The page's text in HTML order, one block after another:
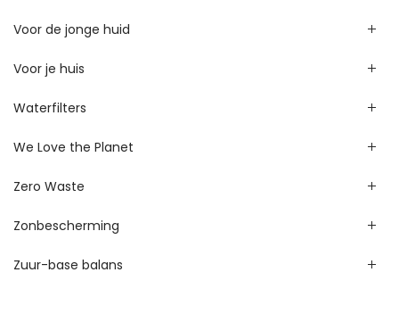
Voor de jonge huid
Voor je huis
Waterfilters
We Love the Planet
Zero Waste
Zonbescherming
Zuur-base balans